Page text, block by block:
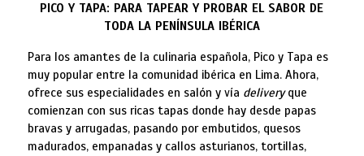
PICO Y TAPA: PARA TAPEAR Y PROBAR EL SABOR DE
TODA LA PENÍNSULA IBÉRICA
Para los amantes de la culinaria española, Pico y Tapa es
muy popular entre la comunidad ibérica en Lima. Ahora,
ofrece sus especialidades en salón y vía deliveryque
comienzan con sus ricas tapas donde hay desde papas
bravas y arrugadas, pasando por embutidos, quesos
madurados, empanadas y callos asturianos, tortillas,